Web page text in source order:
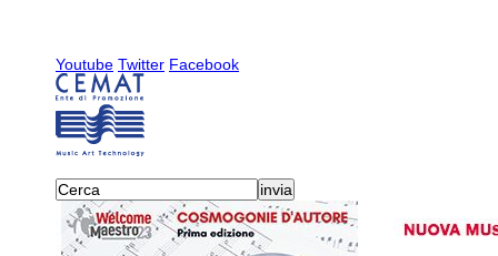
Youtube Twitter Facebook